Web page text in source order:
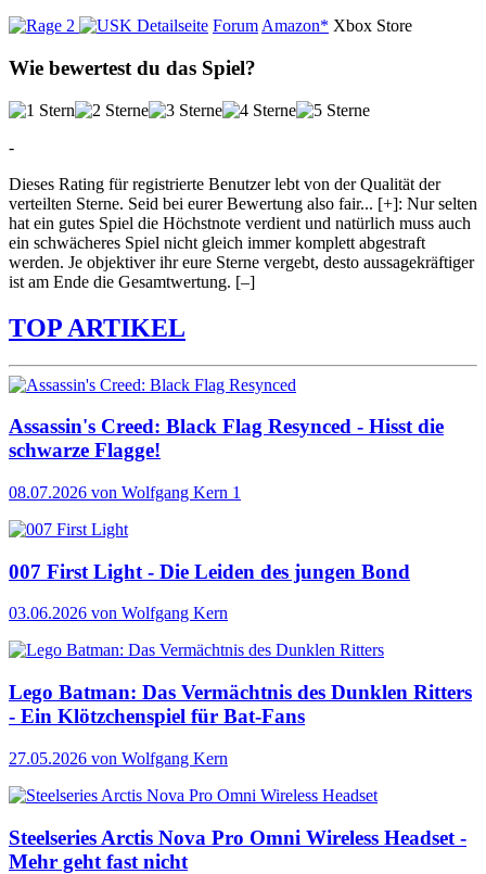
Detailseite Forum Amazon* Xbox Store
Wie bewertest du das Spiel?
-
Dieses Rating für registrierte Benutzer lebt von der Qualität der
verteilten Sterne. Seid bei eurer Bewertung also fair... [+]: Nur selten
hat ein gutes Spiel die Höchstnote verdient und natürlich muss auch
ein schwächeres Spiel nicht gleich immer komplett abgestraft
werden. Je objektiver ihr eure Sterne vergebt, desto aussagekräftiger
ist am Ende die Gesamtwertung. [–]
TOP ARTIKEL
Assassin's Creed: Black Flag Resynced - Hisst die
schwarze Flagge!
08.07.2026 von Wolfgang Kern 1
007 First Light - Die Leiden des jungen Bond
03.06.2026 von Wolfgang Kern
Lego Batman: Das Vermächtnis des Dunklen Ritters
- Ein Klötzchenspiel für Bat-Fans
27.05.2026 von Wolfgang Kern
Steelseries Arctis Nova Pro Omni Wireless Headset -
Mehr geht fast nicht